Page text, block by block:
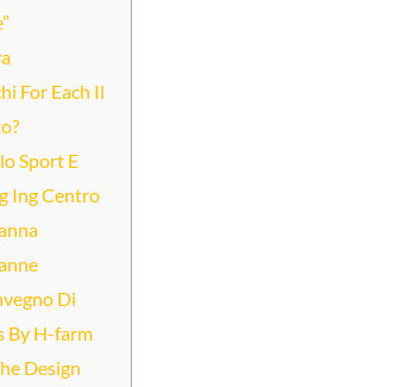
For Each Il
Sport E
Ing Centro
Di
By H-farm
Design